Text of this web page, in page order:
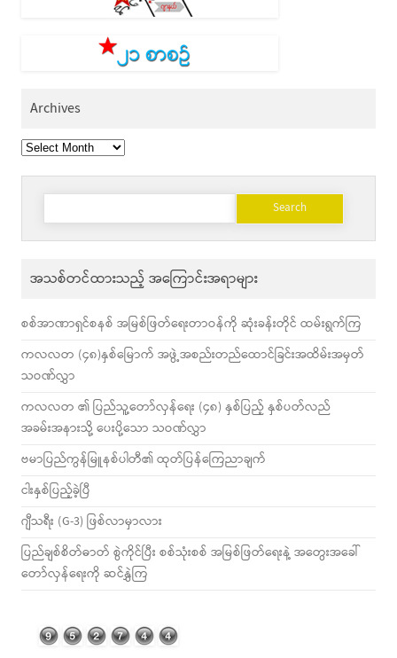
Archives
Archives
Search
အသစ်တင်ထားသည့် အကြောင်းအရာများ
စစ်အာဏာရှင်စနစ် အမြစ်ဖြတ်ရေးတာဝန်ကို ဆုံးခန်းတိုင် ထမ်းရွက်ကြ
ကလလတ (၄၈)နှစ်မြောက် အဖွဲ့အစည်းတည်ထောင်ခြင်းအထိမ်းအမှတ်
သဝဏ်လွှာ
ကလလတ ၏ ပြည်သူ့တော်လှန်ရေး (၄၈) နှစ်ပြည့် နှစ်ပတ်လည်
အခမ်းအနားသို့ ပေးပို့သော သဝဏ်လွှာ
ဗမာပြည်ကွန်မြူနစ်ပါတီ၏ ထုတ်ပြန်ကြေညာချက်
ငါးနှစ်ပြည့်ခဲ့ပြီ
ဂျီသရီး (G-3) ဖြစ်လာမှာလား
ပြည်ချစ်စိတ်ဓာတ် စွဲကိုင်ပြီး စစ်သုံးစစ် အမြစ်ဖြတ်ရေးနဲ့ အတွေးအခေါ်
တော်လှန်ရေးကို ဆင်နွှဲကြ